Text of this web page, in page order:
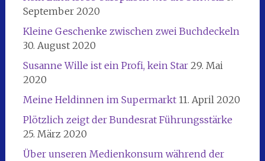
September 2020
Kleine Geschenke zwischen zwei Buchdeckeln
30. August 2020
Susanne Wille ist ein Profi, kein Star 29. Mai
2020
Meine Heldinnen im Supermarkt 11. April 2020
Plötzlich zeigt der Bundesrat Führungsstärke
25. März 2020
Über unseren Medienkonsum während der